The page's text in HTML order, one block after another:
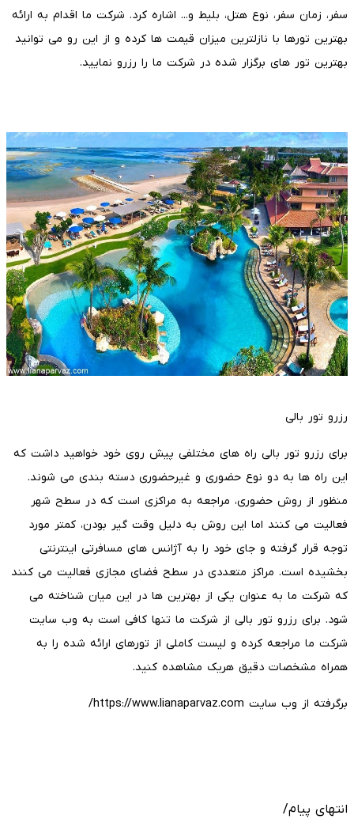
سفر، زمان سفر، نوع هتل، بلیط و... اشاره کرد. شرکت ما اقدام به ارائه
بهترین تورها با نازلترین میزان قیمت ها کرده و از این رو می توانید
بهترین تور های برگزار شده در شرکت ما را رزرو نمایید.
رزرو تور بالی
برای رزرو تور بالی راه های مختلفی پیش روی خود خواهید داشت که
این راه ها به دو نوع حضوری و غیرحضوری دسته بندی می شوند.
منظور از روش حضوری، مراجعه به مراکزی است که در سطح شهر
فعالیت می کنند اما این روش به دلیل وقت گیر بودن، کمتر مورد
توجه قرار گرفته و جای خود را به آژانس های مسافرتی اینترنتی
بخشیده است. مراکز متعددی در سطح فضای مجازی فعالیت می کنند
که شرکت ما به عنوان یکی از بهترین ها در این میان شناخته می
شود. برای رزرو تور بالی از شرکت ما تنها کافی است به وب سایت
شرکت ما مراجعه کرده و لیست کاملی از تورهای ارائه شده را به
همراه مشخصات دقیق هریک مشاهده کنید.
برگرفته از وب سایت https://www.lianaparvaz.com/
انتهای پیام/